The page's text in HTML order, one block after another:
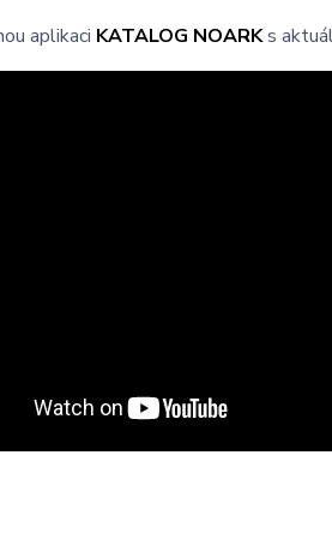
aplikaci KATALOG NOARKs